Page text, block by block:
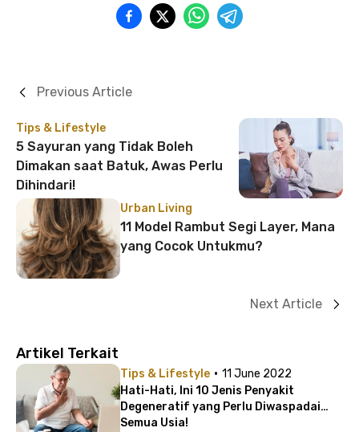
Tips & Lifestyle
5 Sayuran yang Tidak Boleh
Dimakan saat Batuk, Awas Perlu
Dihindari!
Previous Article
Urban Living
11 Model Rambut Segi Layer, Mana
yang Cocok Untukmu?
Next Article
Artikel Terkait
Tips & Lifestyle · 11 June 2022
Hati-Hati, Ini 10 Jenis Penyakit
Degeneratif yang Perlu Diwaspadai
Semua Usia!